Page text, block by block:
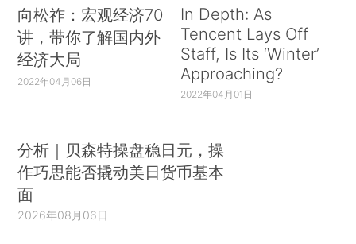
向松祚：宏观经济70
讲，带你了解国内外
经济大局
2022年04月06日
In Depth: As
Tencent Lays Off
Staff, Is Its ‘Winter’
Approaching?
2022年04月01日
分析｜贝森特操盘稳日元，操
作巧思能否撬动美日货币基本
面
2026年08月06日